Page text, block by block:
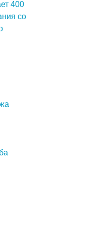
400
со